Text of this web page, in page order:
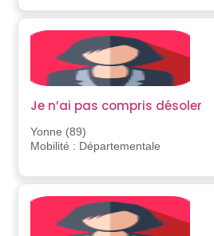
Je n’ai pas compris désoler
Yonne (89)
Mobilité : Départementale